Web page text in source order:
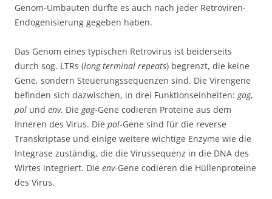
Genom-Umbauten dürfte es auch nach jeder Retroviren-
Endogenisierung gegeben haben.
Das Genom eines typischen Retrovirus ist beiderseits
durch sog. LTRs (long terminal repeats) begrenzt, die keine
Gene, sondern Steuerungssequenzen sind. Die Virengene
befinden sich dazwischen, in drei Funktionseinheiten: gag,
pol und env. Die gag-Gene codieren Proteine aus dem
Inneren des Virus. Die pol-Gene sind für die reverse
Transkriptase und einige weitere wichtige Enzyme wie die
Integrase zuständig, die die Virussequenz in die DNA des
Wirtes integriert. Die env-Gene codieren die Hüllenproteine
des Virus.